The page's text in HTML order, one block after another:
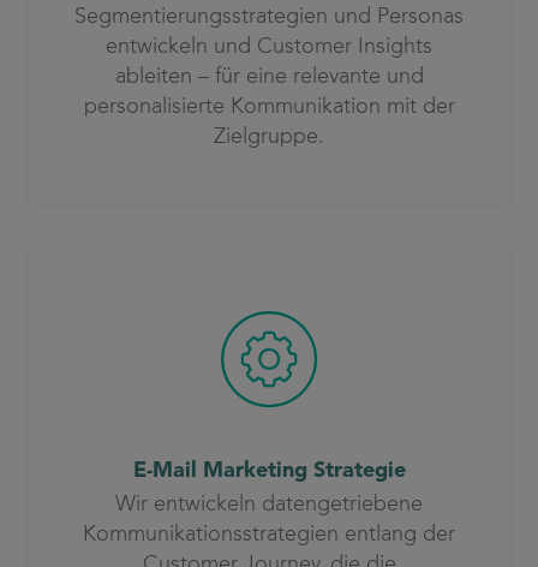
Segmentierungsstrategien und Personas
entwickeln und Customer Insights
ableiten – für eine relevante und
personalisierte Kommunikation mit der
Zielgruppe.
E-Mail Marketing Strategie
Wir entwickeln datengetriebene
Kommunikationsstrategien entlang der